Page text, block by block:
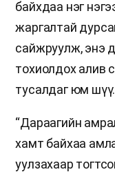
байхдаа нэг
жаргалтай
сайжруулж, энэ
тохиолдох алив
тусалдаг юм шүү.
“Дараагийн
хамт байхаа
уулзахаар